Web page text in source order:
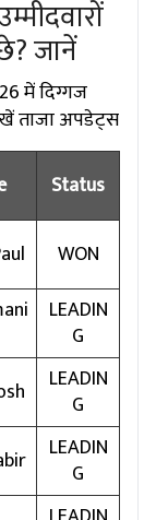
जानें
में दिग्गज
ताजा अपडेट्स
Status
WON
LEADIN
G
LEADIN
G
LEADIN
G